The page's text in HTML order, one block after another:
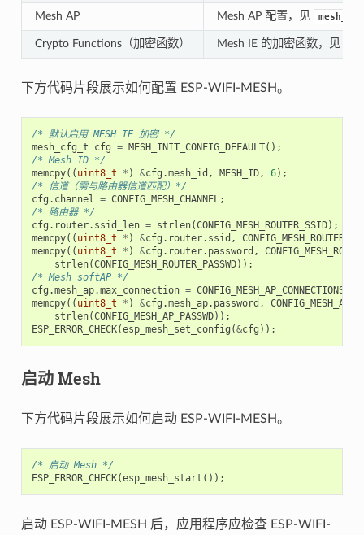
Mesh AP Mesh AP 配置，见
Crypto Functions（加密函数） Mesh IE 的加密函数，见
下方代码片段展示如何配置 ESP-WIFI-MESH。
/* 默认启用 MESH IE 加密 */
mesh_cfg_t
cfg = MESH_INIT_CONFIG_DEFAULT();
/* Mesh ID */
memcpy(( uint8_t * ) &cfg .mesh_id , MESH_ID, 6);
/* 信道（需与路由器信道匹配）*/
cfg . channel = CONFIG_MESH_CHANNEL;
/* 路由器 */
cfg . router. ssid_len = strlen(CONFIG_MESH_ROUTER_SSID);
memcpy(( uint8_t * ) &cfg . router. ssid ,
memcpy(( uint8_t * ) &cfg . router. password ,
strlen(CONFIG_MESH_ROUTER_PASSWD));
/* Mesh softAP */
cfg .mesh_ap.max_connection = CONFIG_MESH_AP_CONNECTIONS
memcpy(( uint8_t * ) &cfg .mesh_ap. password ,
strlen(CONFIG_MESH_AP_PASSWD));
ESP_ERROR_CHECK(esp_mesh_set_config (&cfg ));
启动 Mesh
下方代码片段展示如何启动 ESP-WIFI-MESH。
/* 启动 Mesh */
ESP_ERROR_CHECK(esp_mesh_start ());
启动 ESP-WIFI-MESH 后，应用程序应检查 ESP-WIFI-